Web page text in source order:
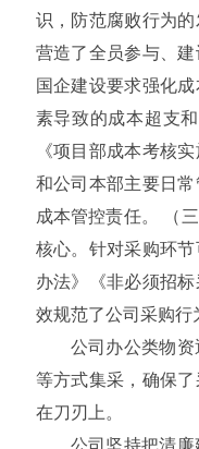
识，防范腐败行为
营造了全员参与、
国企建设要求强化
素导致的成本超支
《项目部成本考核
和公司本部主要日
成本管控责任。 （
核心。针对采购环
办法》《非必须招
效规范了公司采购行
公司办公类物
等方式集采，确保
在刀刃上。
公司坚持把清